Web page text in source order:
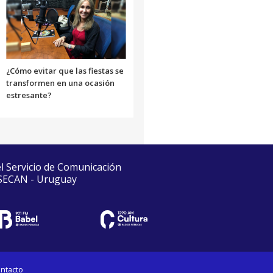
¿Cómo evitar que las fiestas se
transformen en una ocasión
estresante?
de Comunicación
- Uruguay